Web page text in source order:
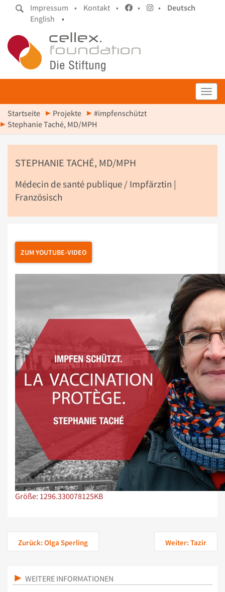
Impressum • Kontakt • • •
Deutsch
English
•
Startseite Projekte
#impfenschützt
Stephanie Taché, MD/MPH
STEPHANIE TACHÉ, MD/MPH
Médecin de santé publique / Impfärztin |
Französisch
ZUM YOUTUBE-VIDEO
Zeige Bild in voller Größe…
Größe: 1296.330078125KB
Zurück: Olga Sperling Weiter: Tazir
WEITERE INFORMATIONEN